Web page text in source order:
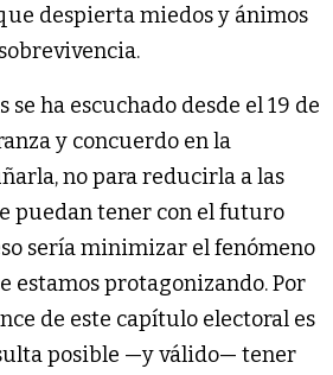
despierta miedos y ánimos
se ha escuchado desde el 19 de
y concuerdo en la
no para reducirla a las
puedan tener con el futuro
sería minimizar el fenómeno
estamos protagonizando. Por
de este capítulo electoral es
posible —y válido— tener